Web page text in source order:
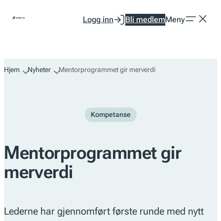
Logg inn Bli medlemMeny
Hjem Nyheter Mentorprogrammet gir merverdi
Kompetanse
Mentorprogrammet gir
merverdi
Lederne har gjennomført første runde med nytt